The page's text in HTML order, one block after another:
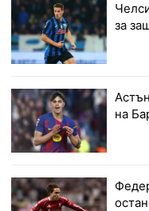
за
на